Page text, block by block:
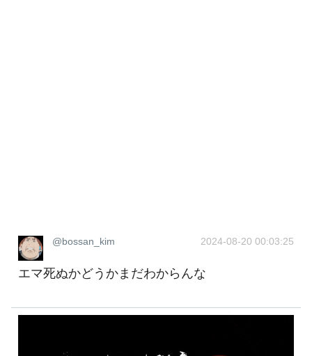
@bossan_kim 2024-08-20 00:03:25
エマ死ぬかどうかまだわからんな